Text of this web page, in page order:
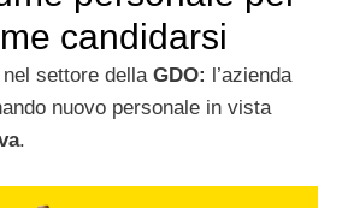
candidarsi
settore dellaGDO: l’azienda
nuovo personale in vista
.